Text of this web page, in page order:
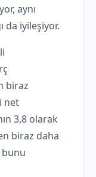
aynı
da iyileşiyor.
biraz
net
3,8 olarak
biraz daha